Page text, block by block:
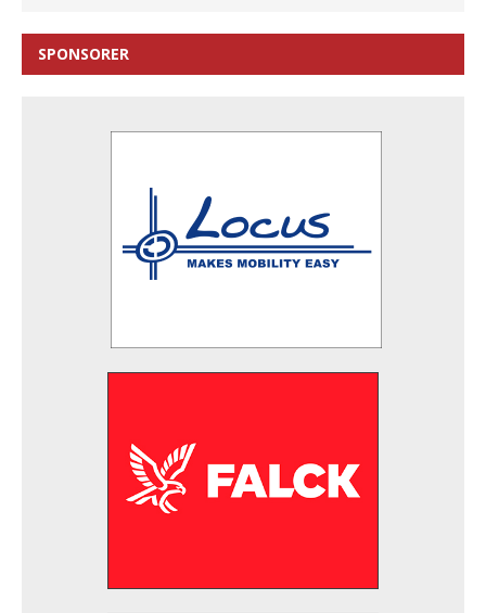
SPONSORER